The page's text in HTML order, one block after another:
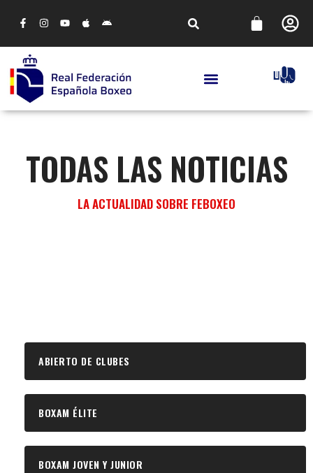
TODAS LAS NOTICIAS
LA ACTUALIDAD SOBRE FEBOXEO
ABIERTO DE CLUBES
BOXAM ÉLITE
BOXAM JOVEN Y JUNIOR